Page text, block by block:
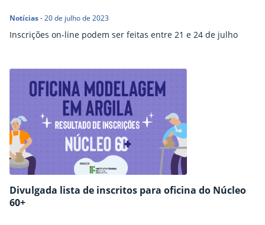
Notícias-20 de julho de 2023
Inscrições on-line podem ser feitas entre 21 e 24 de julho
Divulgada lista de inscritos para oficina do Núcleo
60+